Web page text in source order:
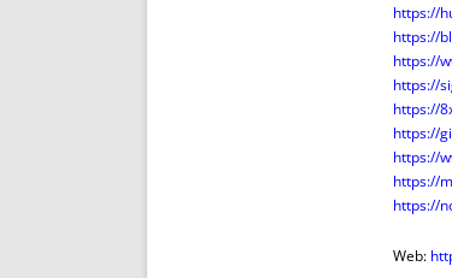
https://
https://
https://
https://
https://
https://
https://
https://
https://
Web: